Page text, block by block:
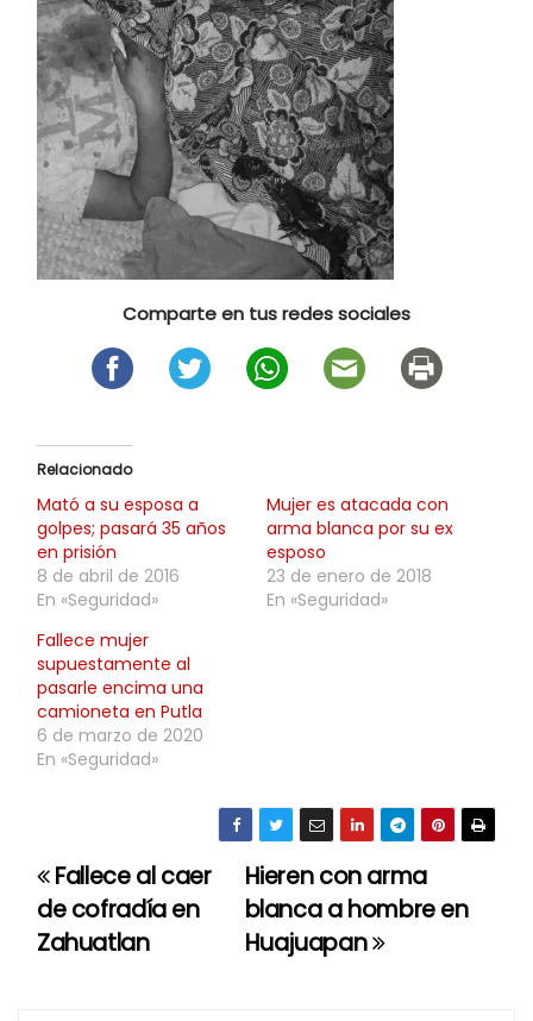
Comparte en tus redes sociales
Relacionado
Mató a su esposa a
golpes; pasará 35 años
en prisión
8 de abril de 2016
En «Seguridad»
Mujer es atacada con
arma blanca por su ex
esposo
23 de enero de 2018
En «Seguridad»
Fallece mujer
supuestamente al
pasarle encima una
camioneta en Putla
6 de marzo de 2020
En «Seguridad»
N
a
Hieren con arma
blanca a hombre en
Huajuapan
Fallece al caer
de cofradía en
Zahuatlan